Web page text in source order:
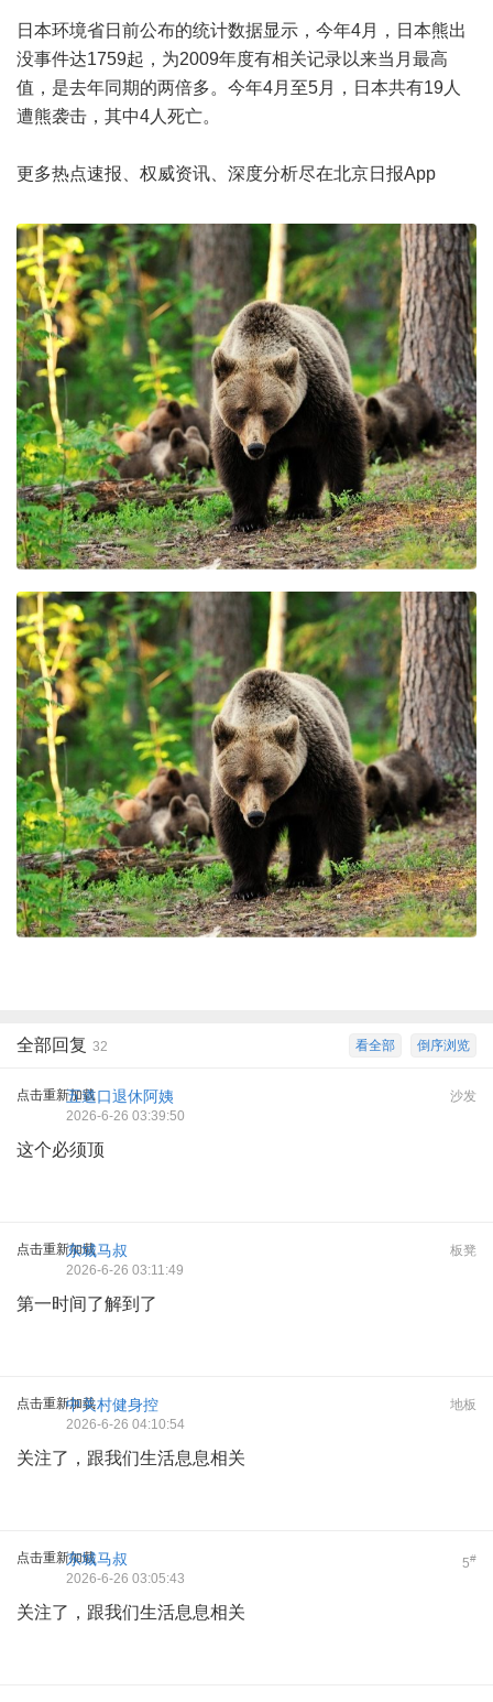
日本环境省日前公布的统计数据显示，今年4月，日本熊出
没事件达1759起，为2009年度有相关记录以来当月最高
值，是去年同期的两倍多。今年4月至5月，日本共有19人
遭熊袭击，其中4人死亡。
更多热点速报、权威资讯、深度分析尽在北京日报App
倒序浏览
看全部
全部回复 32
点击重新加载 沙发
五道口退休阿姨
2026-6-26 03:39:50
这个必须顶
点击重新加载 板凳
东城马叔
2026-6-26 03:11:49
第一时间了解到了
点击重新加载 地板
中关村健身控
2026-6-26 04:10:54
关注了，跟我们生活息息相关
点击重新加载 5#
东城马叔
2026-6-26 03:05:43
关注了，跟我们生活息息相关